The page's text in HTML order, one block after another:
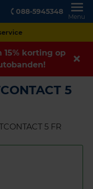
088-5945348
Menu
15% korting op
5